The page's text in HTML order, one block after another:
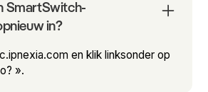
SmartSwitch-
in?
en klik linksonder op
».